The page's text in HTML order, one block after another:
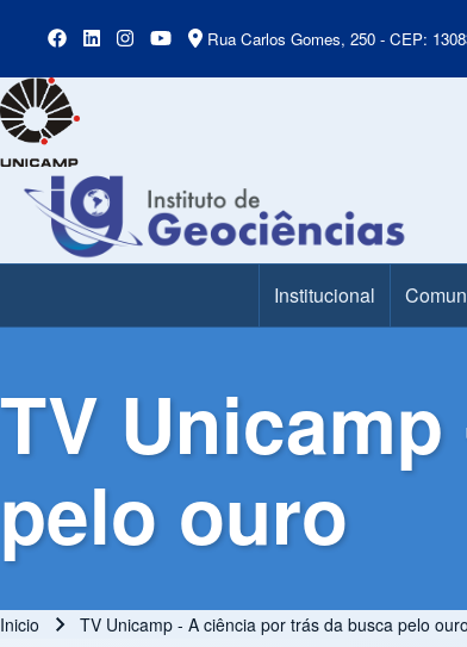
Rua Carlos Gomes, 250 - CEP:
Main Menu Institucional
TV
pelo ouro
Inicio TV Unicamp - A ciência por trás da busca pelo ouro